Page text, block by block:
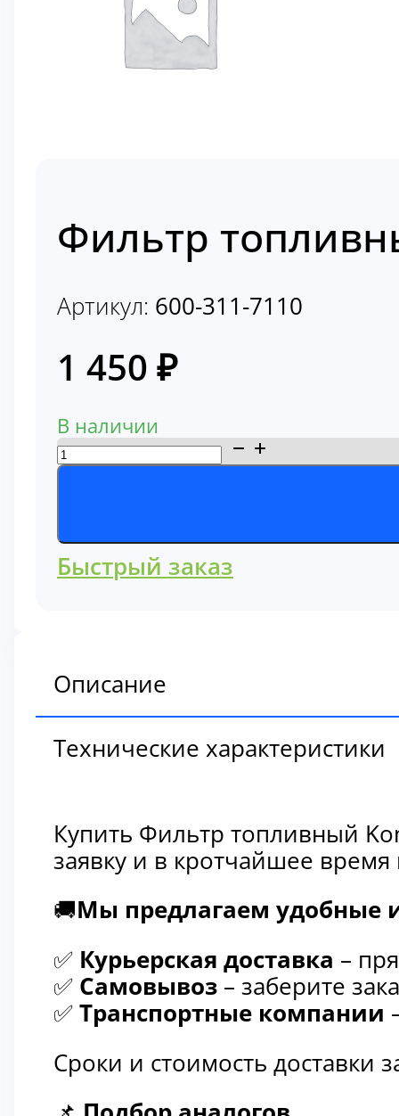
Фильтр
Артикул: 600-311-7110
1 450 ₽
В наличии
Количество
товара
топливный
Komatsu
600-
Быстрый заказ
Описание
Технические характеристики
Купить Фильтр топливный
заявку и в кротчайшее
🚚Мы предлагаем удобные
✅ Курьерская доставка –
✅ Самовывоз – заберите
✅ Транспортные компании
Сроки и стоимость доставки